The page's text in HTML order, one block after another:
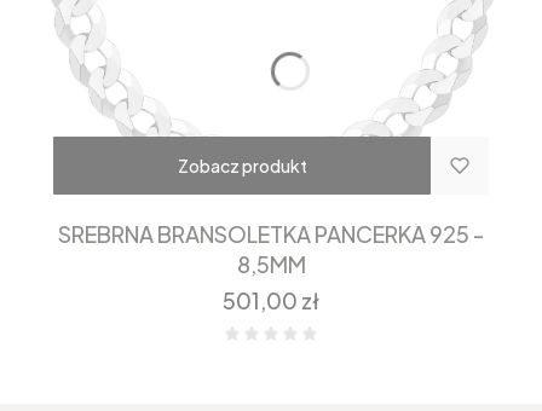
Zobacz produkt
SREBRNA BRANSOLETKA PANCERKA 925 -
8,5MM
Cena
501,00 zł